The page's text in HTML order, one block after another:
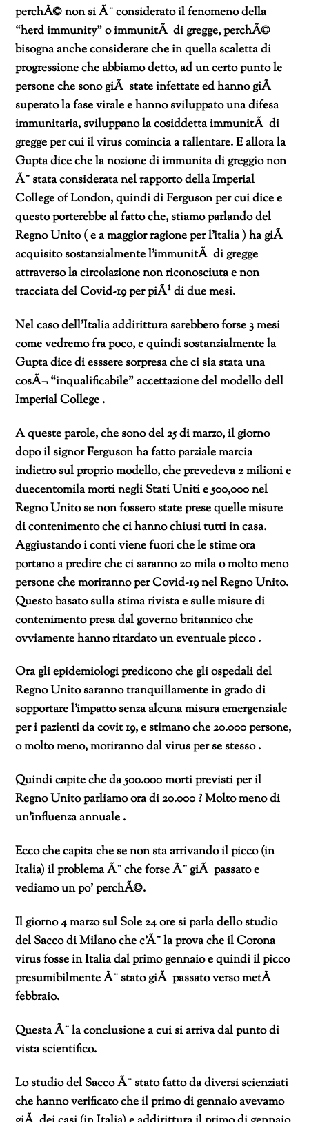
perchÃ© non si Ã¨ considerato il fenomeno della
“herd immunity” o immunitÃ di gregge, perchÃ©
bisogna anche considerare che in quella scaletta di
progressione che abbiamo detto, ad un certo punto le
persone che sono giÃ state infettate ed hanno giÃ
superato la fase virale e hanno sviluppato una difesa
immunitaria, sviluppano la cosiddetta immunitÃ di
gregge per cui il virus comincia a rallentare. E allora la
Gupta dice che la nozione di immunita di greggio non
Ã¨ stata considerata nel rapporto della Imperial
College of London, quindi di Ferguson per cui dice e
questo porterebbe al fatto che, stiamo parlando del
Regno Unito ( e a maggior ragione per l’italia ) ha giÃ
acquisito sostanzialmente l’immunitÃ di gregge
attraverso la circolazione non riconosciuta e non
tracciata del Covid-19 per piÃ¹ di due mesi.
Nel caso dell’Italia addirittura sarebbero forse 3 mesi
come vedremo fra poco, e quindi sostanzialmente la
Gupta dice di esssere sorpresa che ci sia stata una
cosÃ¬ “inqualificabile” accettazione del modello dell
Imperial College .
A queste parole, che sono del 25 di marzo, il giorno
dopo il signor Ferguson ha fatto parziale marcia
indietro sul proprio modello, che prevedeva 2 milioni e
duecentomila morti negli Stati Uniti e 500,000 nel
Regno Unito se non fossero state prese quelle misure
di contenimento che ci hanno chiusi tutti in casa.
Aggiustando i conti viene fuori che le stime ora
portano a predire che ci saranno 20 mila o molto meno
persone che moriranno per Covid-19 nel Regno Unito.
Questo basato sulla stima rivista e sulle misure di
contenimento presa dal governo britannico che
ovviamente hanno ritardato un eventuale picco .
Ora gli epidemiologi predicono che gli ospedali del
Regno Unito saranno tranquillamente in grado di
sopportare l’impatto senza alcuna misura emergenziale
per i pazienti da covit 19, e stimano che 20.000 persone,
o molto meno, moriranno dal virus per se stesso .
Quindi capite che da 500.000 morti previsti per il
Regno Unito parliamo ora di 20.000 ? Molto meno di
un’influenza annuale .
Ecco che capita che se non sta arrivando il picco (in
Italia) il problema Ã¨ che forse Ã¨ giÃ passato e
vediamo un po’ perchÃ©.
Il giorno 4 marzo sul Sole 24 ore si parla dello studio
del Sacco di Milano che c’Ã¨ la prova che il Corona
virus fosse in Italia dal primo gennaio e quindi il picco
presumibilmente Ã¨ stato giÃ passato verso metÃ
febbraio.
Questa Ã¨ la conclusione a cui si arriva dal punto di
vista scientifico.
Lo studio del Sacco Ã¨ stato fatto da diversi scienziati
che hanno verificato che il primo di gennaio avevamo